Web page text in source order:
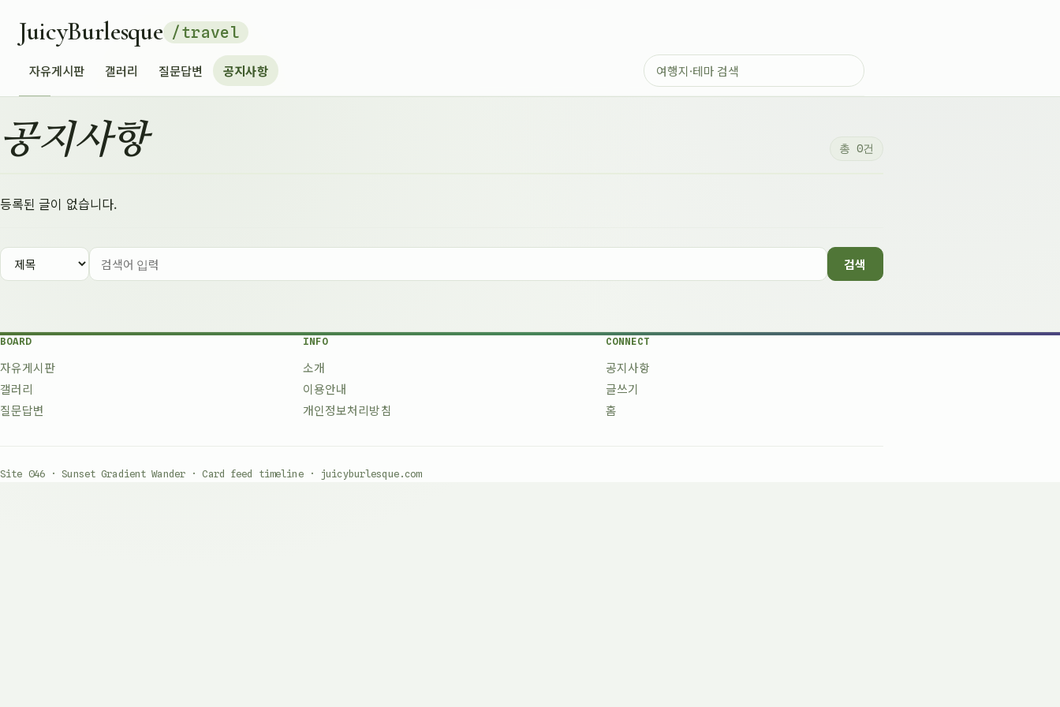
JuicyBurlesque /travel
자유게시판 갤러리 질문답변 공지사항
공지사항 총 0건
등록된 글이 없습니다.
검색
BOARD
자유게시판
갤러리
질문답변
INFO
소개
이용안내
개인정보처리방침
CONNECT
공지사항
글쓰기
홈
Site 046 · Sunset Gradient Wander · Card feed timeline · juicyburlesque.com